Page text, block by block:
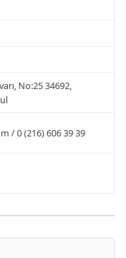
No:25 34692,
/ 0 (216) 606 39 39